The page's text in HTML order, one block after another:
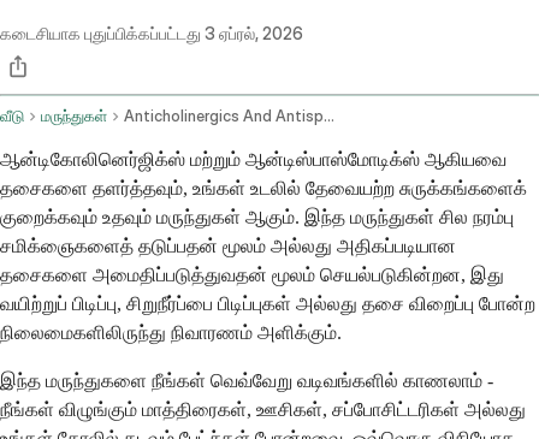
கடைசியாக புதுப்பிக்கப்பட்டது 3 ஏப்ரல், 2026
வீடு மருந்துகள் Anticholinergics And Antispasmodics Oral Route Parenteral Route Rectal Route Transdermal Route
ஆன்டிகோலினெர்ஜிக்ஸ் மற்றும் ஆன்டிஸ்பாஸ்மோடிக்ஸ் ஆகியவை
தசைகளை தளர்த்தவும், உங்கள் உடலில் தேவையற்ற சுருக்கங்களைக்
குறைக்கவும் உதவும் மருந்துகள் ஆகும். இந்த மருந்துகள் சில நரம்பு
சமிக்ஞைகளைத் தடுப்பதன் மூலம் அல்லது அதிகப்படியான
தசைகளை அமைதிப்படுத்துவதன் மூலம் செயல்படுகின்றன, இது
வயிற்றுப் பிடிப்பு, சிறுநீர்ப்பை பிடிப்புகள் அல்லது தசை விறைப்பு போன்ற
நிலைமைகளிலிருந்து நிவாரணம் அளிக்கும்.
இந்த மருந்துகளை நீங்கள் வெவ்வேறு வடிவங்களில் காணலாம் -
நீங்கள் விழுங்கும் மாத்திரைகள், ஊசிகள், சப்போசிட்டரிகள் அல்லது